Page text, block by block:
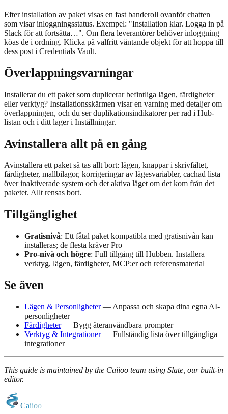
Efter installation av paket visas en fast banderoll ovanför chatten
som visar inloggningsstatus. Exempel: "Installation klar. Logga in på
Slack för att fortsätta…". Om flera leverantörer behöver inloggning
köas de i ordning. Klicka på valfritt väntande objekt för att hoppa till
dess post i Credentials Vault.
Överlappningsvarningar
Installerar du ett paket som duplicerar befintliga lägen, färdigheter
eller verktyg? Installationsskärmen visar en varning med detaljer om
överlappningen, och du ser duplikationsindikatorer per rad i Hub-
listan och i ditt lager i Inställningar.
Avinstallera allt på en gång
Avinstallera ett paket så tas allt bort: lägen, knappar i skrivfältet,
färdigheter, mallbilagor, korrigeringar av lägesvariabler, cachad lista
över inaktiverade system och det aktiva läget om det kom från det
paketet. Allt rensas bort.
Tillgänglighet
Gratisnivå: Ett fåtal paket kompatibla med gratisnivån kan
installeras; de flesta kräver Pro
Pro-nivå och högre: Full tillgång till Hubben. Installera
verktyg, lägen, färdigheter, MCP:er och referensmaterial
Se även
Lägen & Personligheter— Anpassa och skapa dina egna AI-
personligheter
Färdigheter— Bygg återanvändbara prompter
Verktyg & Integrationer— Fullständig lista över tillgängliga
integrationer
This guide is maintained by the Caiioo team using Slate, our built-in
editor.
Caiioo